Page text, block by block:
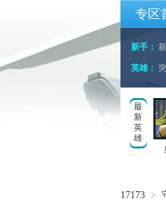
专区
新手：
英雄：
最
新
英
雄
17173 >